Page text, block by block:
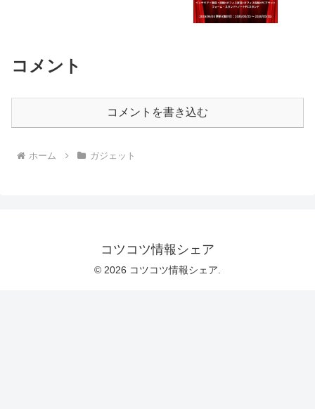
コメント
コメントを書き込む
ホーム ガジェット
コツコツ情報シェア
© 2026 コツコツ情報シェア.